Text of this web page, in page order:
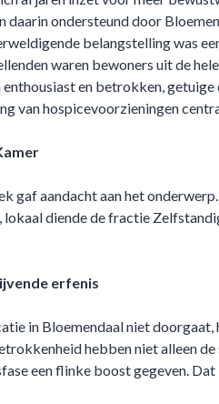
daarin ondersteund door
belangstelling was
waren bewoners uit de
en betrokken,
van hospicevoorzieningen
gaf aandacht aan het
diende de fractie
erfenis
in Bloemendaal niet
hebben niet alleen
een flinke boost gegeven.